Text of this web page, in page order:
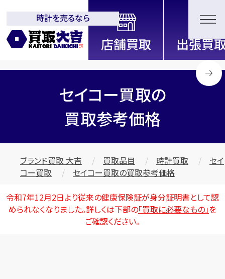
全国2200店舗以上展開中！
信頼と実績の買取専門店「買取大
吉」
時計を売るなら
セイコー買取の
買取参考価格
ブランド買取 大吉 買取品目 時計買取
セイ
コー買取
セイコー買取の買取参考価格
令和7年12月2日より従来の健康保険証が身分証明書として認
められなくなりました。詳しくは下部の「買取に必要なもの」を
ご確認ください。